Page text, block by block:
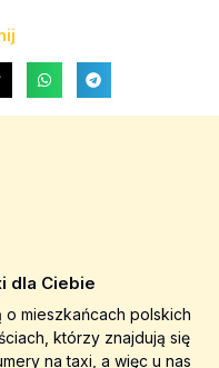
dla Ciebie
o mieszkańcach polskich
którzy znajdują się
na taxi, a więc u nas